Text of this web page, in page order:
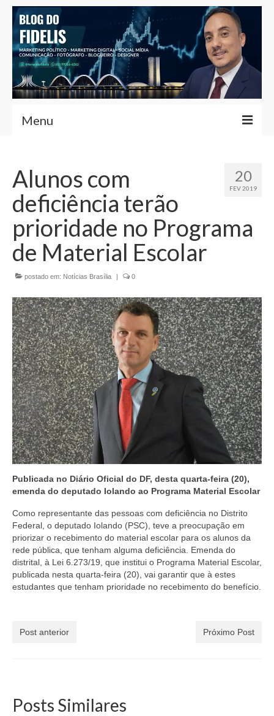
Menu
Fernando Fidelis
Café com Fidelis
Notícias Brasília
Contato
Currículo
20
FEV 2019
Alunos com
deficiência terão
prioridade no Programa
de Material Escolar
postado em: Notícias Brasília | 0
Publicada no Diário Oficial do DF, desta quarta-feira (20),
emenda do deputado Iolando ao Programa Material Escolar
Como representante das pessoas com deficiência no Distrito
Federal, o deputado Iolando (PSC), teve a preocupação em
priorizar o recebimento do material escolar para os alunos da
rede pública, que tenham alguma deficiência. Emenda do
distrital, à Lei 6.273/19, que institui o Programa Material Escolar,
publicada nesta quarta-feira (20), vai garantir que à estes
estudantes que tenham prioridade no recebimento do benefício.
Post anterior Próximo Post
Posts Similares